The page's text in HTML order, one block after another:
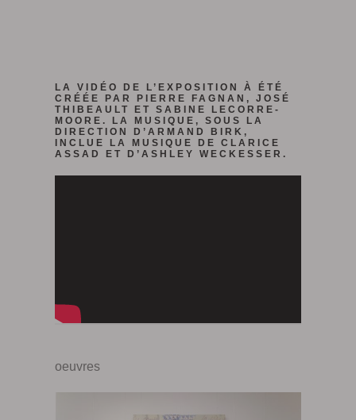
LA VIDÉO DE L’EXPOSITION À ÉTÉ
CRÉÉE PAR PIERRE FAGNAN, JOSÉ
THIBEAULT ET SABINE LECORRE-
MOORE. LA MUSIQUE, SOUS LA
DIRECTION D’ARMAND BIRK,
INCLUE LA MUSIQUE DE CLARICE
ASSAD ET D’ASHLEY WECKESSER.
oeuvres